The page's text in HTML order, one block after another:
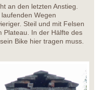
an den letzten Anstieg.
Wegen
Steil und mit Felsen
Plateau. In der Hälfte des
Bike hier tragen muss.